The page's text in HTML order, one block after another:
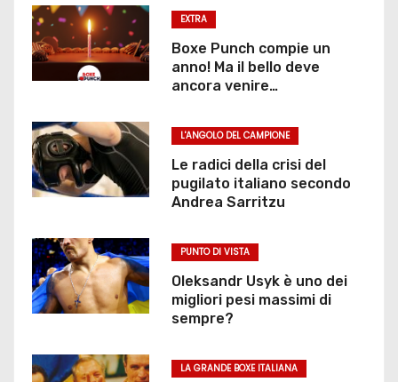
EXTRA
Boxe Punch compie un
anno! Ma il bello deve
ancora venire…
L'ANGOLO DEL CAMPIONE
Le radici della crisi del
pugilato italiano secondo
Andrea Sarritzu
PUNTO DI VISTA
Oleksandr Usyk è uno dei
migliori pesi massimi di
sempre?
LA GRANDE BOXE ITALIANA